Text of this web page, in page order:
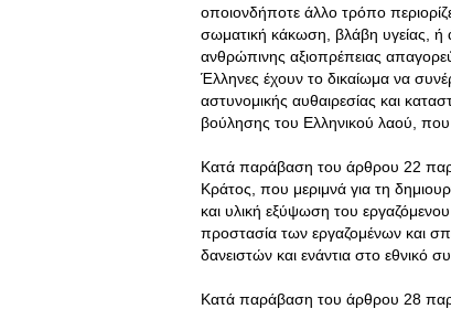
οποιονδήποτε άλλο τρόπο
σωματική κάκωση, βλάβη υγείας, ή
ανθρώπινης αξιοπρέπειας
Έλληνες έχουν το δικαίωμα να
αστυνομικής αυθαιρεσίας και
βούλησης του Ελληνικού λαού, που
Κατά παράβαση του άρθρου 22
Κράτος, που μεριμνά για τη
και υλική εξύψωση του
προστασία των εργαζομένων και
δανειστών και ενάντια στο εθνικό
Κατά παράβαση του άρθρου 28